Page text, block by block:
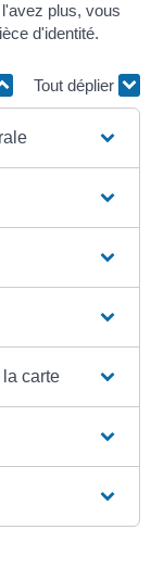
plus, vous
d'identité.
Tout déplier
carte